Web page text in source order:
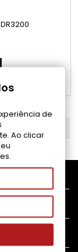
AO TOPO
de
Ao clicar